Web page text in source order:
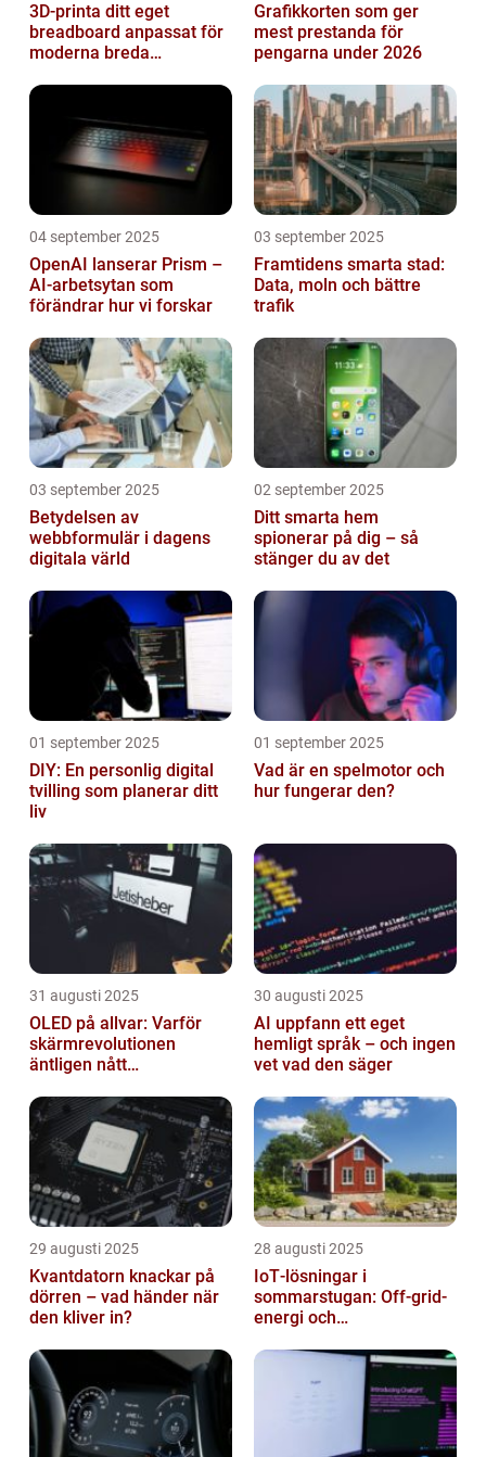
3D-printa ditt eget
breadboard anpassat för
moderna breda
Grafikkorten som ger
mest prestanda för
pengarna under 2026
04 september 2025
OpenAI lanserar Prism –
AI-arbetsytan som
förändrar hur vi forskar
03 september 2025
Framtidens smarta stad:
Data, moln och bättre
trafik
03 september 2025
Betydelsen av
webbformulär i dagens
digitala värld
02 september 2025
Ditt smarta hem
spionerar på dig – så
stänger du av det
01 september 2025
DIY: En personlig digital
tvilling som planerar ditt
liv
01 september 2025
Vad är en spelmotor och
hur fungerar den?
31 augusti 2025
OLED på allvar: Varför
skärmrevolutionen
äntligen nått
30 augusti 2025
AI uppfann ett eget
hemligt språk – och ingen
vet vad den säger
29 augusti 2025
Kvantdatorn knackar på
dörren – vad händer när
den kliver in?
28 augusti 2025
IoT‑lösningar i
sommarstugan: Off‑grid-
energi och